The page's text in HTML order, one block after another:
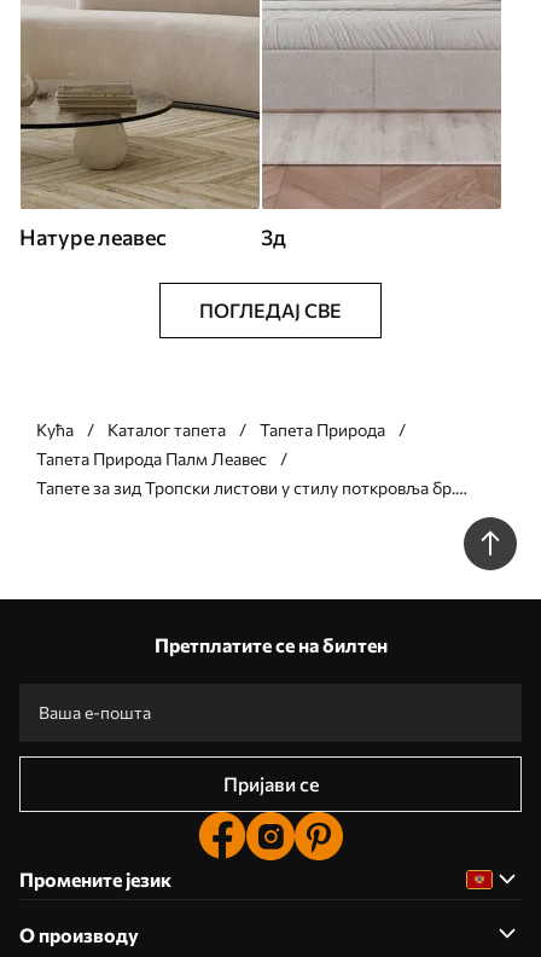
Натуре леавес 3д
ПОГЛЕДАЈ СВЕ
Кућа Каталог тапета
Тапета Природа
Тапета Природа Палм Леавес
Тапете за зид Тропски листови у стилу поткровља бр.
Претплатите се на билтен
Пријави се
Промените језик
О производу